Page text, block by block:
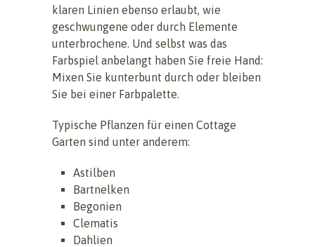
klaren Linien ebenso erlaubt, wie
geschwungene oder durch Elemente
unterbrochene. Und selbst was das
Farbspiel anbelangt haben Sie freie Hand:
Mixen Sie kunterbunt durch oder bleiben
Sie bei einer Farbpalette.
Typische Pflanzen für einen Cottage
Garten sind unter anderem:
Astilben
Bartnelken
Begonien
Clematis
Dahlien